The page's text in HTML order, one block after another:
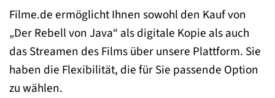
Filme.de ermöglicht Ihnen sowohl den Kauf von
„Der Rebell von Java“ als digitale Kopie als auch
das Streamen des Films über unsere Plattform. Sie
haben die Flexibilität, die für Sie passende Option
zu wählen.